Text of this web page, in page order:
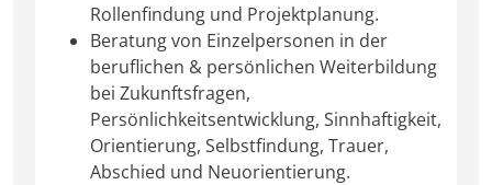
Rollenfindung und Projektplanung.
Beratung von Einzelpersonen in der
beruflichen & persönlichen Weiterbildung
bei Zukunftsfragen,
Persönlichkeitsentwicklung, Sinnhaftigkeit,
Orientierung, Selbstfindung, Trauer,
Abschied und Neuorientierung.